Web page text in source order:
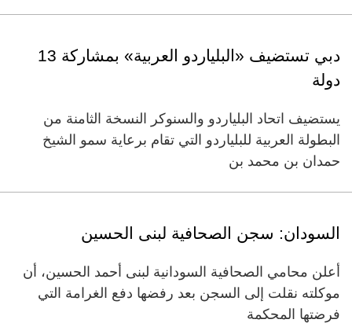
دبي تستضيف «البلياردو العربية» بمشاركة 13
دولة
يستضيف اتحاد البلياردو والسنوكر النسخة الثامنة من
البطولة العربية للبلياردو التي تقام برعاية سمو الشيخ
حمدان بن محمد بن
السودان: سجن الصحافية لبنى الحسين
أعلن محامي الصحافية السودانية لبنى أحمد الحسين، أن
موكلته نقلت إلى السجن بعد رفضها دفع الغرامة التي
فرضتها المحكمة